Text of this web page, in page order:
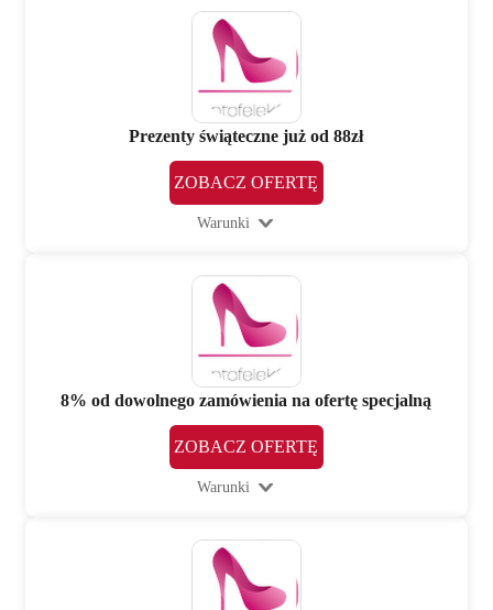
Prezenty świąteczne już od 88zł
ZOBACZ OFERTĘ
Warunki
8% od dowolnego zamówienia na ofertę specjalną
ZOBACZ OFERTĘ
Warunki